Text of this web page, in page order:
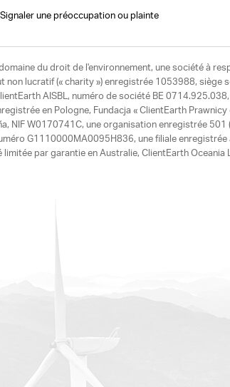
Signaler une préoccupation ou plainte
du droit de l'environnement, une société à
lucratif (« charity ») enregistrée 1053988, siège
AISBL, numéro de société BE
en Pologne, Fundacja « ClientEarth
NIF W0170741C, une organisation enregistrée
G1110000MA0095H836, une filiale
par garantie en Australie, ClientEarth